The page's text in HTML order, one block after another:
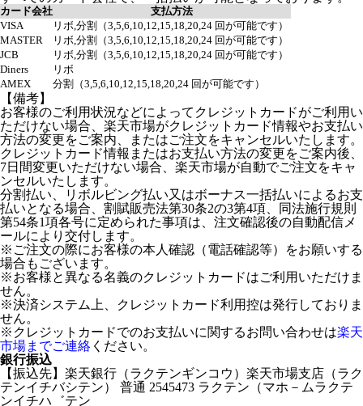
カード会社
支払方法
VISA
リボ,分割（3,5,6,10,12,15,18,20,24 回が可能です）
MASTER
リボ,分割（3,5,6,10,12,15,18,20,24 回が可能です）
JCB
リボ,分割（3,5,6,10,12,15,18,20,24 回が可能です）
Diners
リボ
AMEX
分割（3,5,6,10,12,15,18,20,24 回が可能です）
【備考】
お客様のご利用状況などによってクレジットカードがご利用い
ただけない場合、楽天市場がクレジットカード情報やお支払い
方法の変更をご案内、またはご注文をキャンセルいたします。
クレジットカード情報またはお支払い方法の変更をご案内後、
7日間変更いただけない場合、楽天市場が自動でご注文をキャ
ンセルいたします。
分割払い、リボルビング払い又はボーナス一括払いによるお支
払いとなる場合、割賦販売法第30条2の3第4項、同法施行規則
第54条1項各号に定められた事項は、注文確認後の自動配信メ
ールにより交付します。
※ご注文の際にお客様の本人確認（電話確認等）をお願いする
場合もございます。
※お客様と異なる名義のクレジットカードはご利用いただけま
せん。
※決済システム上、クレジットカード利用控は発行しておりま
せん。
※クレジットカードでのお支払いに関するお問い合わせは楽天
市場までご連絡 ください。
銀行振込
【振込先】楽天銀行（ラクテンギンコウ）楽天市場支店（ラク
テンイチバシテン） 普通 2545473 ラクテン（マホ－ムラクテ
ンイチハ゛テン